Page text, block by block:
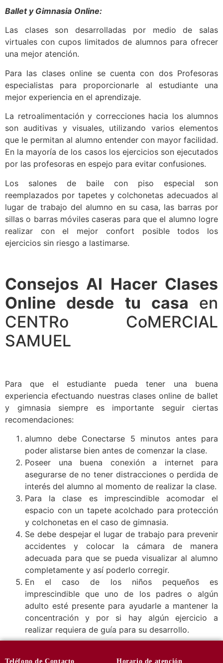
Ballet y Gimnasia Online:
Las clases son desarrolladas por medio de salas
virtuales con cupos limitados de alumnos para ofrecer
una mejor atención.
Para las clases online se cuenta con dos Profesoras
especialistas para proporcionarle al estudiante una
mejor experiencia en el aprendizaje.
La retroalimentación y correcciones hacia los alumnos
son auditivas y visuales, utilizando varios elementos
que le permitan al alumno entender con mayor facilidad.
En la mayoría de los casos los ejercicios son ejecutados
por las profesoras en espejo para evitar confusiones.
Los salones de baile con piso especial son
reemplazados por tapetes y colchonetas adecuados al
lugar de trabajo del alumno en su casa, las barras por
sillas o barras móviles caseras para que el alumno logre
realizar con el mejor confort posible todos los
ejercicios sin riesgo a lastimarse.
Consejos Al Hacer Clases
Online desde tu casa en
CENTRo CoMERCIAL
SAMUEL
Para que el estudiante pueda tener una buena
experiencia efectuando nuestras clases online de ballet
y gimnasia siempre es importante seguir ciertas
recomendaciones:
alumno debe Conectarse 5 minutos antes para
poder alistarse bien antes de comenzar la clase.
Poseer una buena conexión a internet para
asegurarse de no tener distracciones o perdida de
interés del alumno al momento de realizar la clase.
Para la clase es imprescindible acomodar el
espacio con un tapete acolchado para protección
y colchonetas en el caso de gimnasia.
Se debe despejar el lugar de trabajo para prevenir
accidentes y colocar la cámara de manera
adecuada para que se pueda visualizar al alumno
completamente y así poderlo corregir.
En el caso de los niños pequeños es
imprescindible que uno de los padres o algún
adulto esté presente para ayudarle a mantener la
concentración y por si hay algún ejercicio a
realizar requiera de guía para su desarrollo.
Teléfono de Contacto Horario de atención